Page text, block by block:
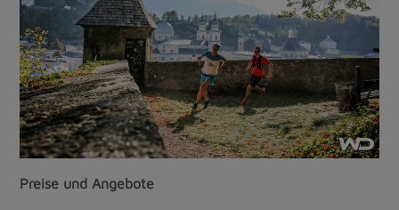
Preise und Angebote